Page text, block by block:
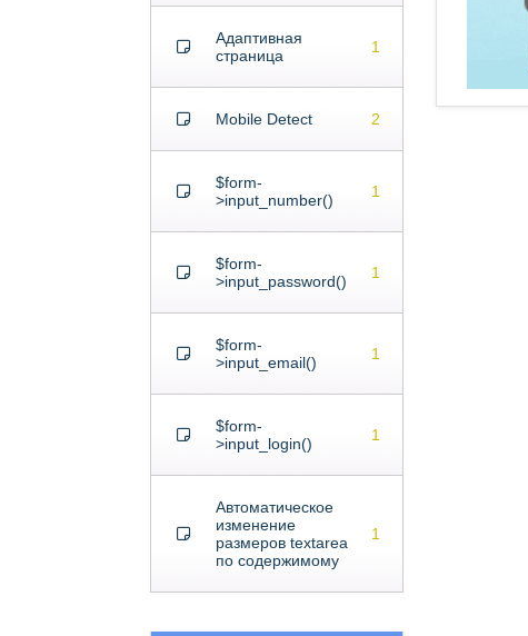
Адаптивная
страница
1
Mobile Detect 2
$form-
>input_number()
1
$form-
>input_password()
1
$form-
>input_email()
1
$form-
>input_login()
1
Автоматическое
изменение
размеров textarea
по содержимому
1